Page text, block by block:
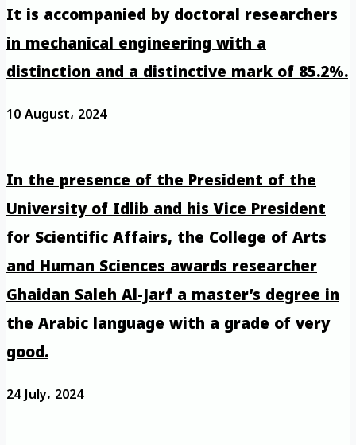
It is accompanied by doctoral researchers
in mechanical engineering with a
distinction and a distinctive mark of 85.2%.
10 August، 2024
In the presence of the President of the
University of Idlib and his Vice President
for Scientific Affairs, the College of Arts
and Human Sciences awards researcher
Ghaidan Saleh Al-Jarf a master’s degree in
the Arabic language with a grade of very
good.
24 July، 2024